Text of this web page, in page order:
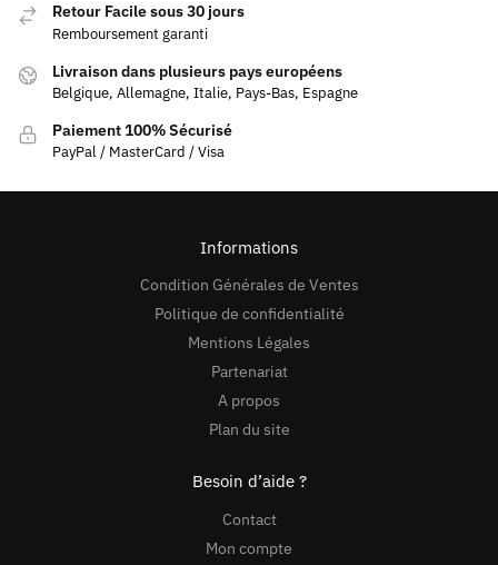
Retour Facile sous 30 jours
Remboursement garanti
Livraison dans plusieurs pays européens
Belgique, Allemagne, Italie, Pays-Bas, Espagne
Paiement 100% Sécurisé
PayPal / MasterCard / Visa
Informations
Condition Générales de Ventes
Politique de confidentialité
Mentions Légales
Partenariat
A propos
Plan du site
Besoin d’aide ?
Contact
Mon compte